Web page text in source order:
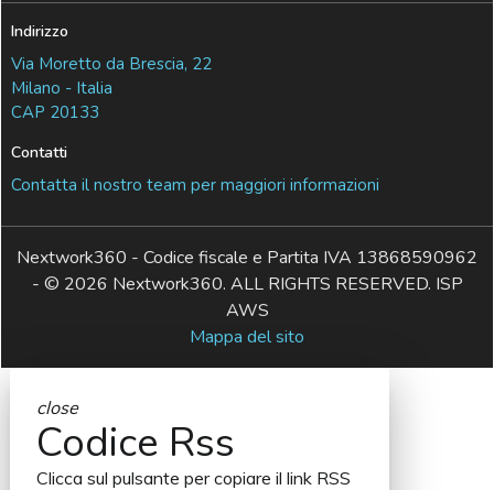
Indirizzo
Via Moretto da Brescia, 22
Milano - Italia
CAP 20133
Contatti
Contatta il nostro team per maggiori informazioni
Nextwork360 - Codice fiscale e Partita IVA 13868590962
- © 2026 Nextwork360. ALL RIGHTS RESERVED. ISP
AWS
Mappa del sito
close
Codice Rss
Clicca sul pulsante per copiare il link RSS